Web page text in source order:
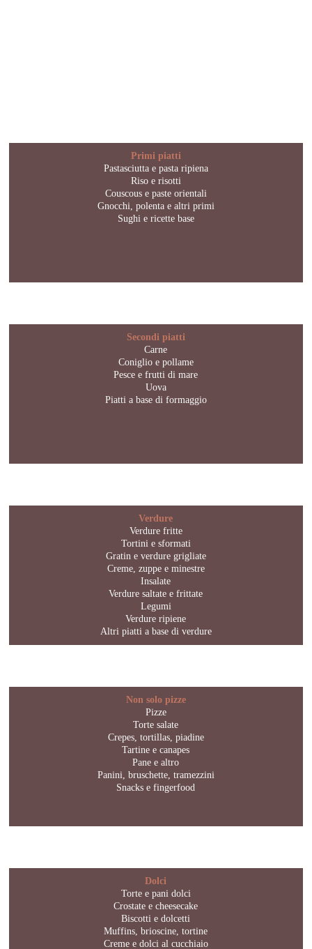
Primi piatti
Pastasciutta e pasta ripiena
Riso e risotti
Couscous e paste orientali
Gnocchi, polenta e altri primi
Sughi e ricette base
Secondi piatti
Carne
Coniglio e pollame
Pesce e frutti di mare
Uova
Piatti a base di formaggio
Verdure
Verdure fritte
Tortini e sformati
Gratin e verdure grigliate
Creme, zuppe e minestre
Insalate
Verdure saltate e frittate
Legumi
Verdure ripiene
Altri piatti a base di verdure
Non solo pizze
Pizze
Torte salate
Crepes, tortillas, piadine
Tartine e canapes
Pane e altro
Panini, bruschette, tramezzini
Snacks e fingerfood
Dolci
Torte e pani dolci
Crostate e cheesecake
Biscotti e dolcetti
Muffins, brioscine, tortine
Creme e dolci al cucchiaio